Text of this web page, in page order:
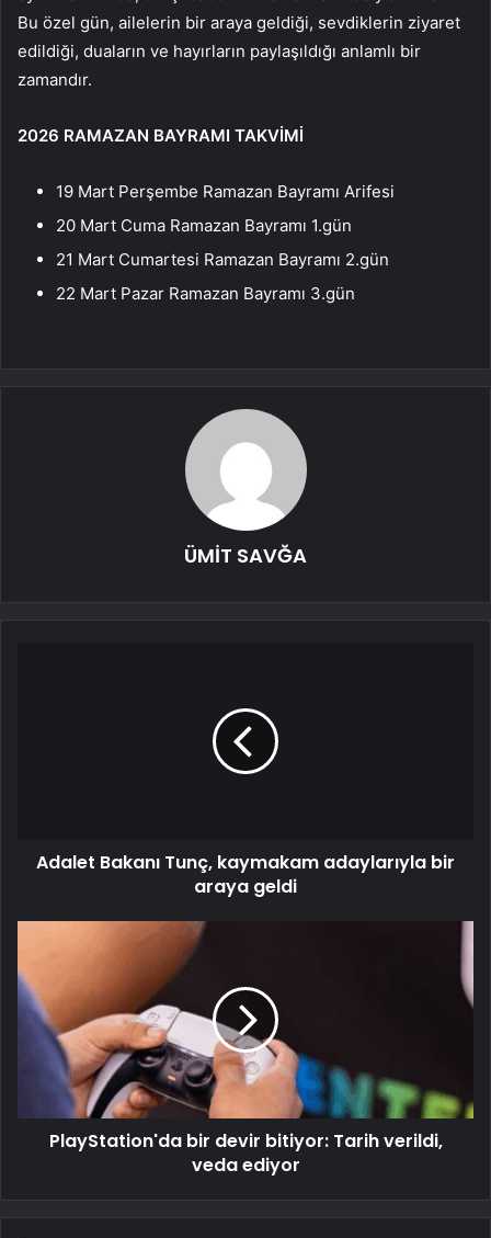
Bu özel gün, ailelerin bir araya geldiği, sevdiklerin ziyaret
edildiği, duaların ve hayırların paylaşıldığı anlamlı bir
zamandır.
2026 RAMAZAN BAYRAMI TAKVİMİ
19 Mart Perşembe Ramazan Bayramı Arifesi
20 Mart Cuma Ramazan Bayramı 1.gün
21 Mart Cumartesi Ramazan Bayramı 2.gün
22 Mart Pazar Ramazan Bayramı 3.gün
ÜMİT SAVĞA
Adalet Bakanı Tunç, kaymakam adaylarıyla bir
araya geldi
PlayStation'da bir devir bitiyor: Tarih verildi,
veda ediyor